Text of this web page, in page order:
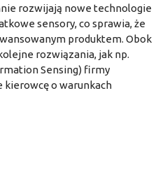
rozwijają nowe technologie
sensory, co sprawia, że
produktem. Obok
rozwiązania, jak np.
Sensing) firmy
o warunkach